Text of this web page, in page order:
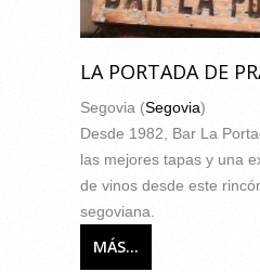
LA PORTADA DE
Segovia (Segovia)
Desde 1982, Bar La
las mejores tapas y una
de vinos desde este
segoviana.
MÁS...